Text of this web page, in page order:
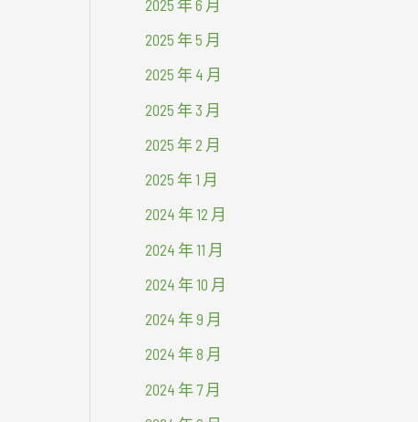
2025 年 6 月
2025 年 5 月
2025 年 4 月
2025 年 3 月
2025 年 2 月
2025 年 1 月
2024 年 12 月
2024 年 11 月
2024 年 10 月
2024 年 9 月
2024 年 8 月
2024 年 7 月